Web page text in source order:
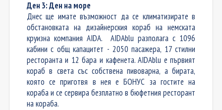
Ден 3: Ден на море
Днес ще имате възможност да се климатизирате в
обстановката на дизайнерския кораб на немската
круизна компания AIDA. AIDAblu разполага с 1096
кабини с общ капацитет - 2050 пасажера, 17 стилни
ресторанта и 12 бара и кафенета. AIDAblu е първият
кораб в света със собствена пивоварна, а бирата,
която се приготвя в нея е БОНУС за гостите на
кораба и се сервира безплатно в бюфетния ресторант
на кораба.